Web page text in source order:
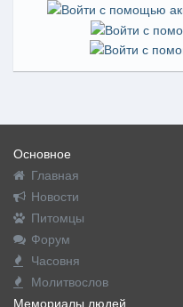
Основное
Главная
Новости
Питомцы
Форум
Часовня
Молитвослов
Мемориалы людей